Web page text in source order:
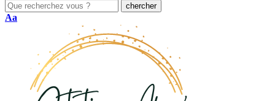
Aa